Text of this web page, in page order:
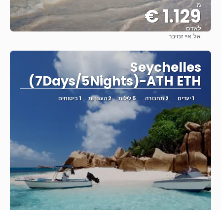
מ
1.129 €
לאדם
אל:איי זנזיבר
Seychelles
(7Days/5Nights)-ATH ETH
1 יעדים 2 תחבורה 5 לילות 2 העברות 1 ביטוחים